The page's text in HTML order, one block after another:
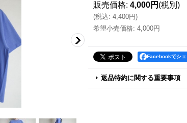
販売価格: 4,000円 (税別)
(税込: 4,400円)
希望小売価格: 4,000円
Facebookでシェ
返品特約に関する重要事項